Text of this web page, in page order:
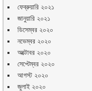
ফেব্রুয়ারি ২০২১
জানুয়ারি ২০২১
ডিসেম্বর ২০২০
নভেম্বর ২০২০
অক্টোবর ২০২০
সেপ্টেম্বর ২০২০
আগস্ট ২০২০
জুলাই ২০২০